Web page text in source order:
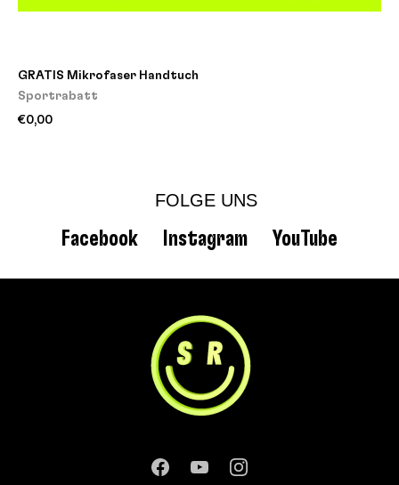
GRATIS Mikrofaser Handtuch
Sportrabatt
€0,00
FOLGE UNS
Facebook Instagram YouTube